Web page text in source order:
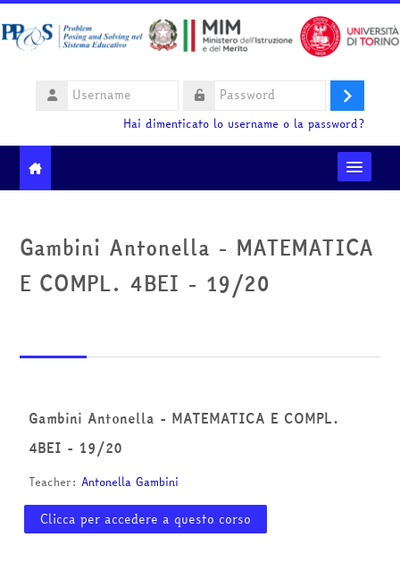
Username
Login
Hai dimenticato lo username o la password?
Ministero dell'Istruzione e del Merito
Italiano ‎(it)‎
Gambini Antonella - MATEMATICA
E COMPL. 4BEI - 19/20
Gambini Antonella - MATEMATICA E COMPL.
4BEI - 19/20
Teacher:Antonella Gambini
Clicca per accedere a questo corso